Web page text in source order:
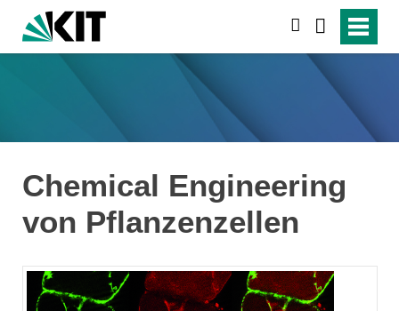
Chemical Engineering
von Pflanzenzellen